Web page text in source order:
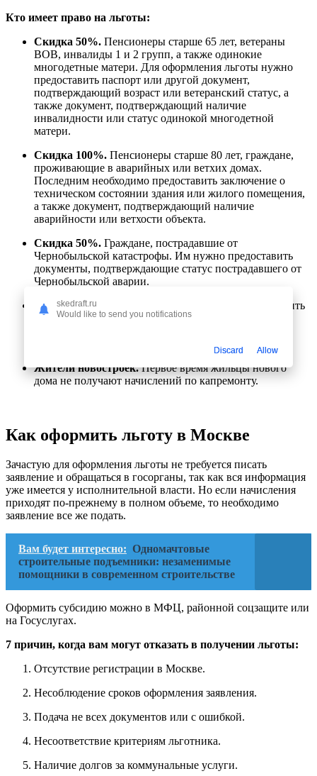
Кто имеет право на льготы:
Скидка 50%. Пенсионеры старше 65 лет, ветераны
ВОВ, инвалиды 1 и 2 групп, а также одинокие
многодетные матери. Для оформления льготы нужно
предоставить паспорт или другой документ,
подтверждающий возраст или ветеранский статус, а
также документ, подтверждающий наличие
инвалидности или статус одинокой многодетной
матери.
Скидка 100%. Пенсионеры старше 80 лет, граждане,
проживающие в аварийных или ветхих домах.
Последним необходимо предоставить заключение о
техническом состоянии здания или жилого помещения,
а также документ, подтверждающий наличие
аварийности или ветхости объекта.
Скидка 50%. Граждане, пострадавшие от
Чернобыльской катастрофы. Им нужно предоставить
документы, подтверждающие статус пострадавшего от
Чернобыльской аварии.
Семьи с низким уровнем дохода.
Нужно предоставить
документы, подтверждающие сложное финансовое
Жители новостроек.Первое время жильцы нового
дома не получают начислений по капремонту.
Как оформить льготу в Москве
Зачастую для оформления льготы не требуется писать
заявление и обращаться в госорганы, так как вся информация
уже имеется у исполнительной власти. Но если начисления
приходят по-прежнему в полном объеме, то необходимо
заявление все же подать.
Вам будет интересно: Одномачтовые
строительные подъемники: незаменимые
помощники в современном строительстве
Оформить субсидию можно в МФЦ, районной соцзащите или
на Госуслугах.
7 причин, когда вам могут отказать в получении льготы:
Отсутствие регистрации в Москве.
Несоблюдение сроков оформления заявления.
Подача не всех документов или с ошибкой.
Несоответствие критериям льготника.
Наличие долгов за коммунальные услуги.
skedraft.ru
Would like to send you notifications
Discard Allow